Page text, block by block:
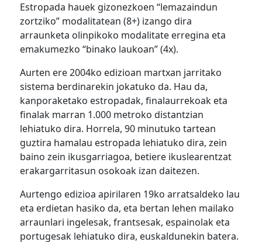
Estropada hauek gizonezkoen “lemazaindun
zortziko” modalitatean (8+) izango dira
arraunketa olinpikoko modalitate erregina eta
emakumezko “binako laukoan” (4x).
Aurten ere 2004ko edizioan martxan jarritako
sistema berdinarekin jokatuko da. Hau da,
kanporaketako estropadak, finalaurrekoak eta
finalak marran 1.000 metroko distantzian
lehiatuko dira. Horrela, 90 minutuko tartean
guztira hamalau estropada lehiatuko dira, zein
baino zein ikusgarriagoa, betiere ikuslearentzat
erakargarritasun osokoak izan daitezen.
Aurtengo edizioa apirilaren 19ko arratsaldeko lau
eta erdietan hasiko da, eta bertan lehen mailako
arraunlari ingelesak, frantsesak, espainolak eta
portugesak lehiatuko dira, euskaldunekin batera.